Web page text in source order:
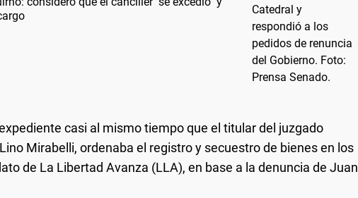
casi al mismo tiempo que el titular del juzgado
Mirabelli, ordenaba el registro y secuestro de bienes en los
de La Libertad Avanza (LLA), en base a la denuncia de Juan